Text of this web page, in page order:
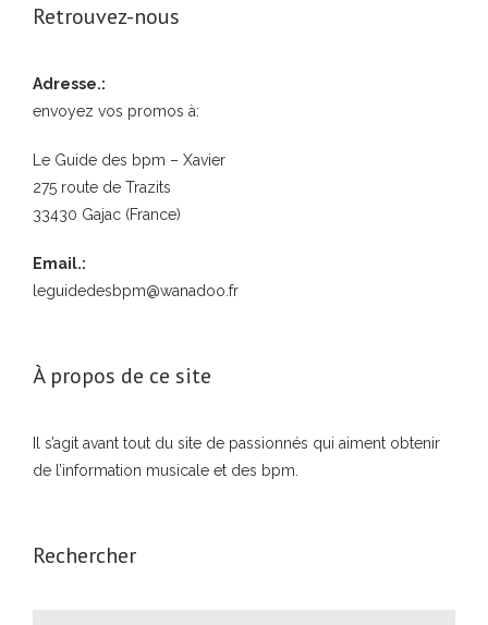
Retrouvez-nous
Adresse.:
envoyez vos promos à:
Le Guide des bpm – Xavier
275 route de Trazits
33430 Gajac (France)
Email.:
leguidedesbpm@wanadoo.fr
À propos de ce site
Il s’agit avant tout du site de passionnés qui aiment obtenir
de l’information musicale et des bpm.
Rechercher